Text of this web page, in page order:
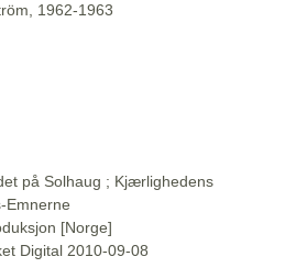
1962-1963
på Solhaug ; Kjærlighedens
Emnerne
[Norge]
Digital 2010-09-08